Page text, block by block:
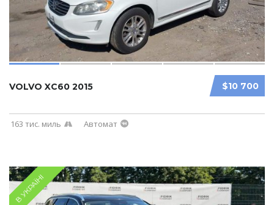
$10 700
VOLVO XC60 2015
163 тис. миль Автомат
В УКРАЇНІ